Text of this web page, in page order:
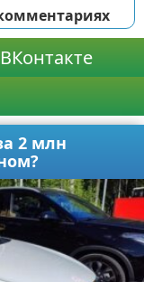
2 млн